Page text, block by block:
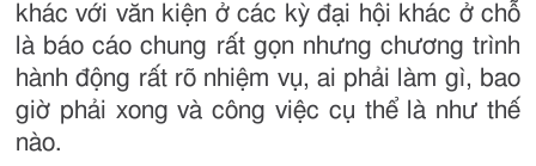
khác với văn kiện ở các kỳ đại hội khác ở chỗ
là báo cáo chung rất gọn nhưng chương trình
hành động rất rõ nhiệm vụ, ai phải làm gì, bao
giờ phải xong và công việc cụ thể là như thế
nào.